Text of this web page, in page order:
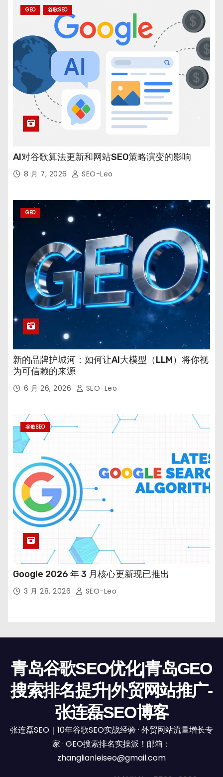
GEO 谷歌SEO
AI对谷歌算法更新和网站SEO策略演变的影响
8 月 7, 2026 SEO-Leo
GEO
新的品牌护城河：如何让AI大模型（LLM）将你视
为可信赖的来源
6 月 26, 2026 SEO-Leo
谷歌SEO
Google 2026 年 3 月核心更新现已推出
3 月 28, 2026 SEO-Leo
青岛谷歌SEO优化|青岛GEO
搜索排名提升|外贸网站推广-
张连磊SEO博客
张连磊SEO｜10年谷歌SEO实战经验 · 外贸网站流量增长专
家 · GEO搜索排名实操派！邮箱：
zhanglianleiseo@gmail.com